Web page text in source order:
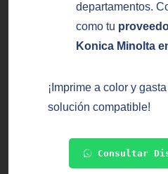
departamentos.
como tu
Konica Minolta
¡Imprime a color y
solución compatible!
Consultar